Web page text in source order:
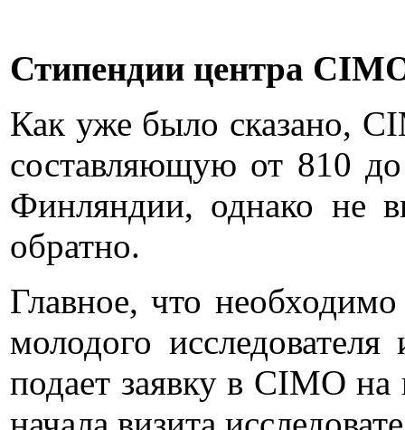
Стипендии центра
Как уже было сказано,
составляющую от 810
Финляндии, однако не
обратно.
Главное, что
молодого
подает заявку в CIMO